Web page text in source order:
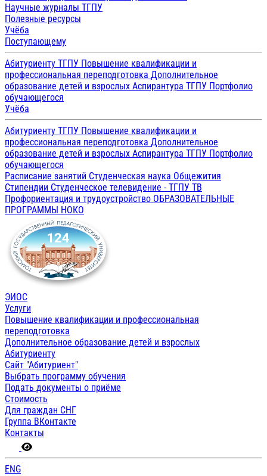
Научные журналы ТГПУ
Полезные ресурсы
Учёба
Поступающему
Абитуриенту ТГПУ Повышение квалификации и
профессиональная переподготовка Дополнительное
образование детей и взрослых Аспирантура ТГПУ Портфолио
обучающегося
Учёба
Абитуриенту ТГПУ Повышение квалификации и
профессиональная переподготовка Дополнительное
образование детей и взрослых Аспирантура ТГПУ Портфолио
обучающегося
Расписание занятий Студенческая наука Общежития
Стипендии Студенческое телевидение - ТГПУ ТВ
Профориентация и трудоустройство ОБРАЗОВАТЕЛЬНЫЕ
ПРОГРАММЫ НОКО
ЭИОС
Услуги
Повышение квалификации и профессиональная
переподготовка
Дополнительное образование детей и взрослых
Абитуриенту
Сайт "Абитуриент"
Выбрать программу обучения
Подать документы о приёме
Стоимость
Для граждан СНГ
Группа ВКонтакте
Контакты
ENG